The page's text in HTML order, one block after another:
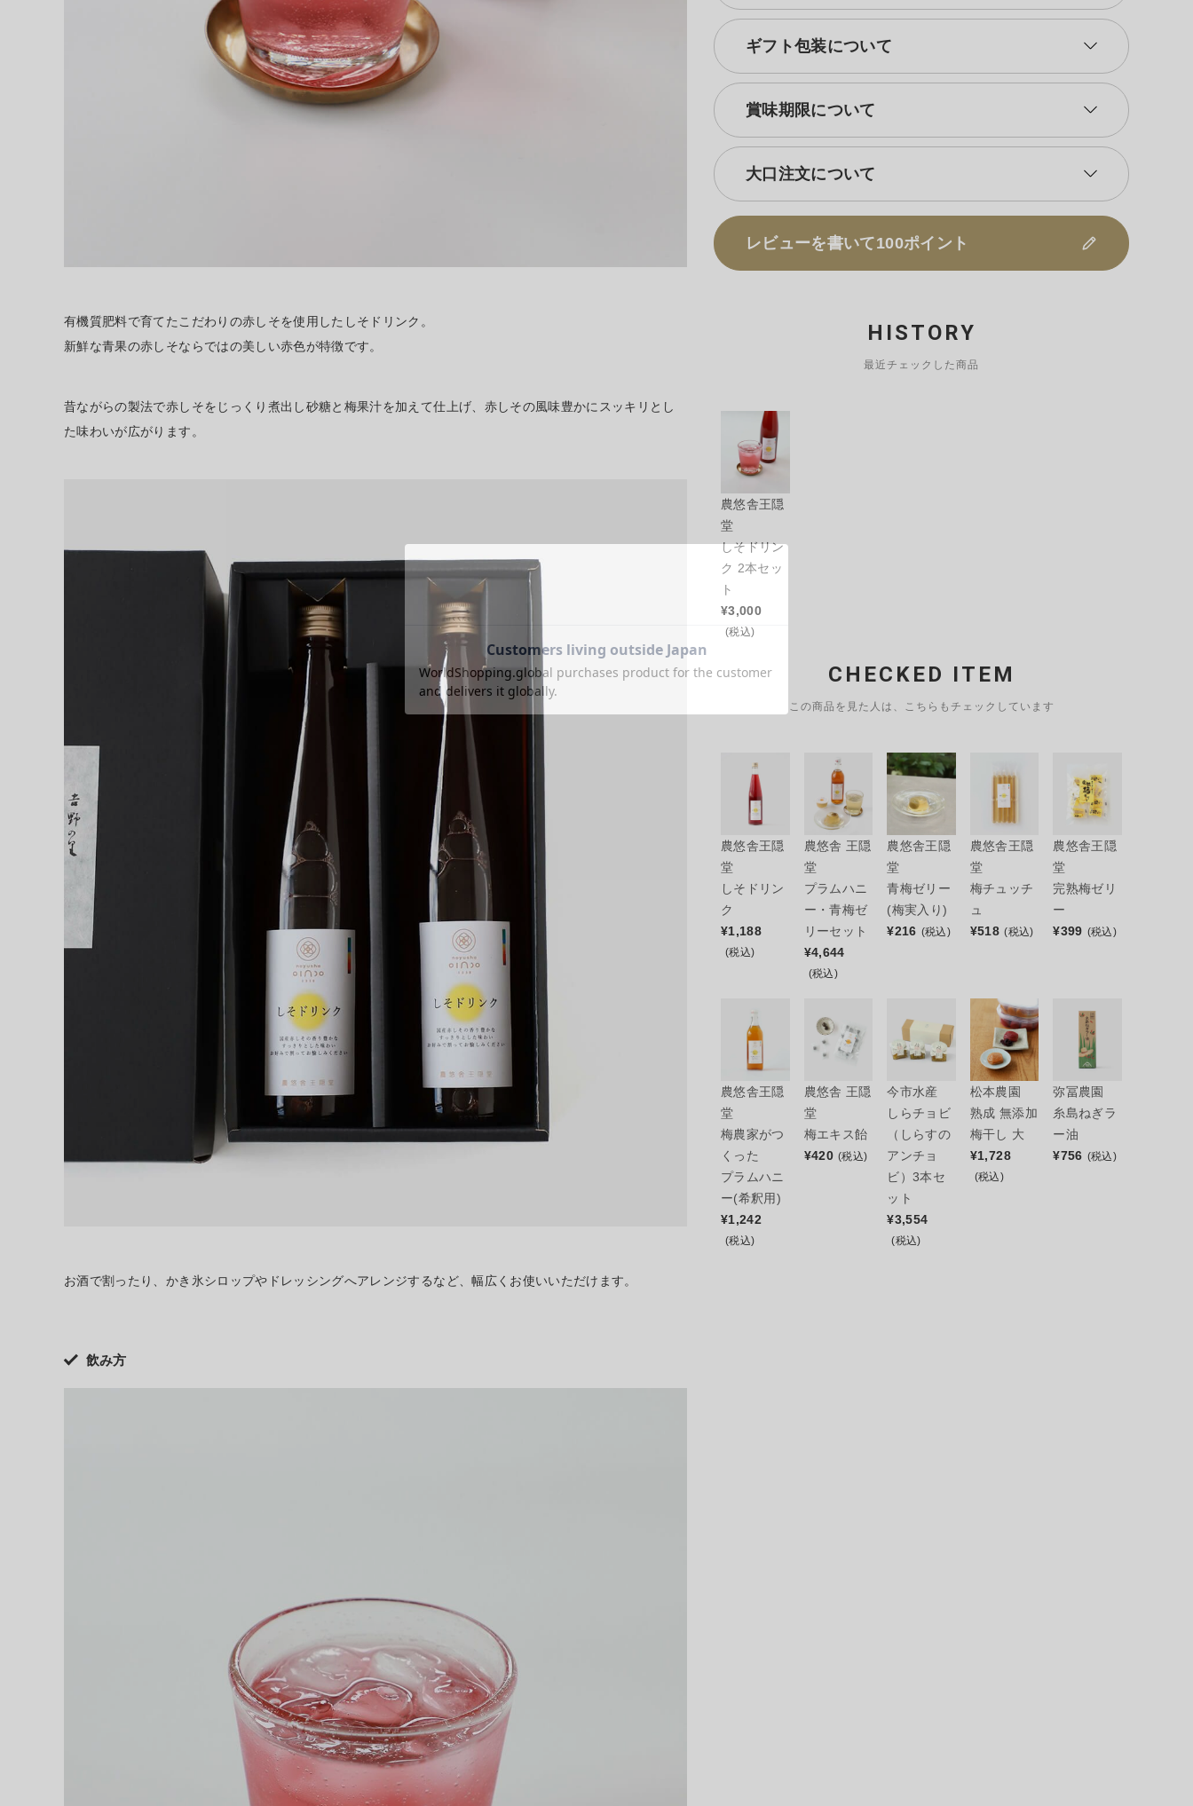
有機質肥料で育てたこだわりの赤しそを使用したしそドリンク。
新鮮な青果の赤しそならではの美しい赤色が特徴です。
昔ながらの製法で赤しそをじっくり煮出し砂糖と梅果汁を加えて仕上げ、赤しその風味豊かにスッキリとし
た味わいが広がります。
お酒で割ったり、かき氷シロップやドレッシングへアレンジするなど、幅広くお使いいただけます。
飲み方
ギフト包装について
賞味期限について
大口注文について
レビューを書いて100ポイント
HISTORY
最近チェックした商品
農悠舎王隠
堂
しそドリン
ク 2本セッ
ト
¥3,000
(税込)
CHECKED ITEM
この商品を見た人は、こちらもチェックしています
農悠舎王隠
堂
しそドリン
ク
¥1,188
(税込)
農悠舎 王隠
堂
プラムハニ
ー・青梅ゼ
リーセット
¥4,644
(税込)
農悠舎王隠
堂
青梅ゼリー
(梅実入り)
¥216 (税込)
農悠舎王隠
堂
梅チュッチ
ュ
¥518 (税込)
農悠舎王隠
堂
完熟梅ゼリ
ー
¥399 (税込)
農悠舎王隠
堂
梅農家がつ
くった
プラムハニ
ー(希釈用)
¥1,242
(税込)
農悠舎 王隠
堂
梅エキス飴
¥420 (税込)
今市水産
しらチョビ
（しらすの
アンチョ
ビ）3本セ
ット
¥3,554
(税込)
松本農園
熟成 無添加
梅干し 大
¥1,728
(税込)
弥冨農園
糸島ねぎラ
ー油
¥756 (税込)